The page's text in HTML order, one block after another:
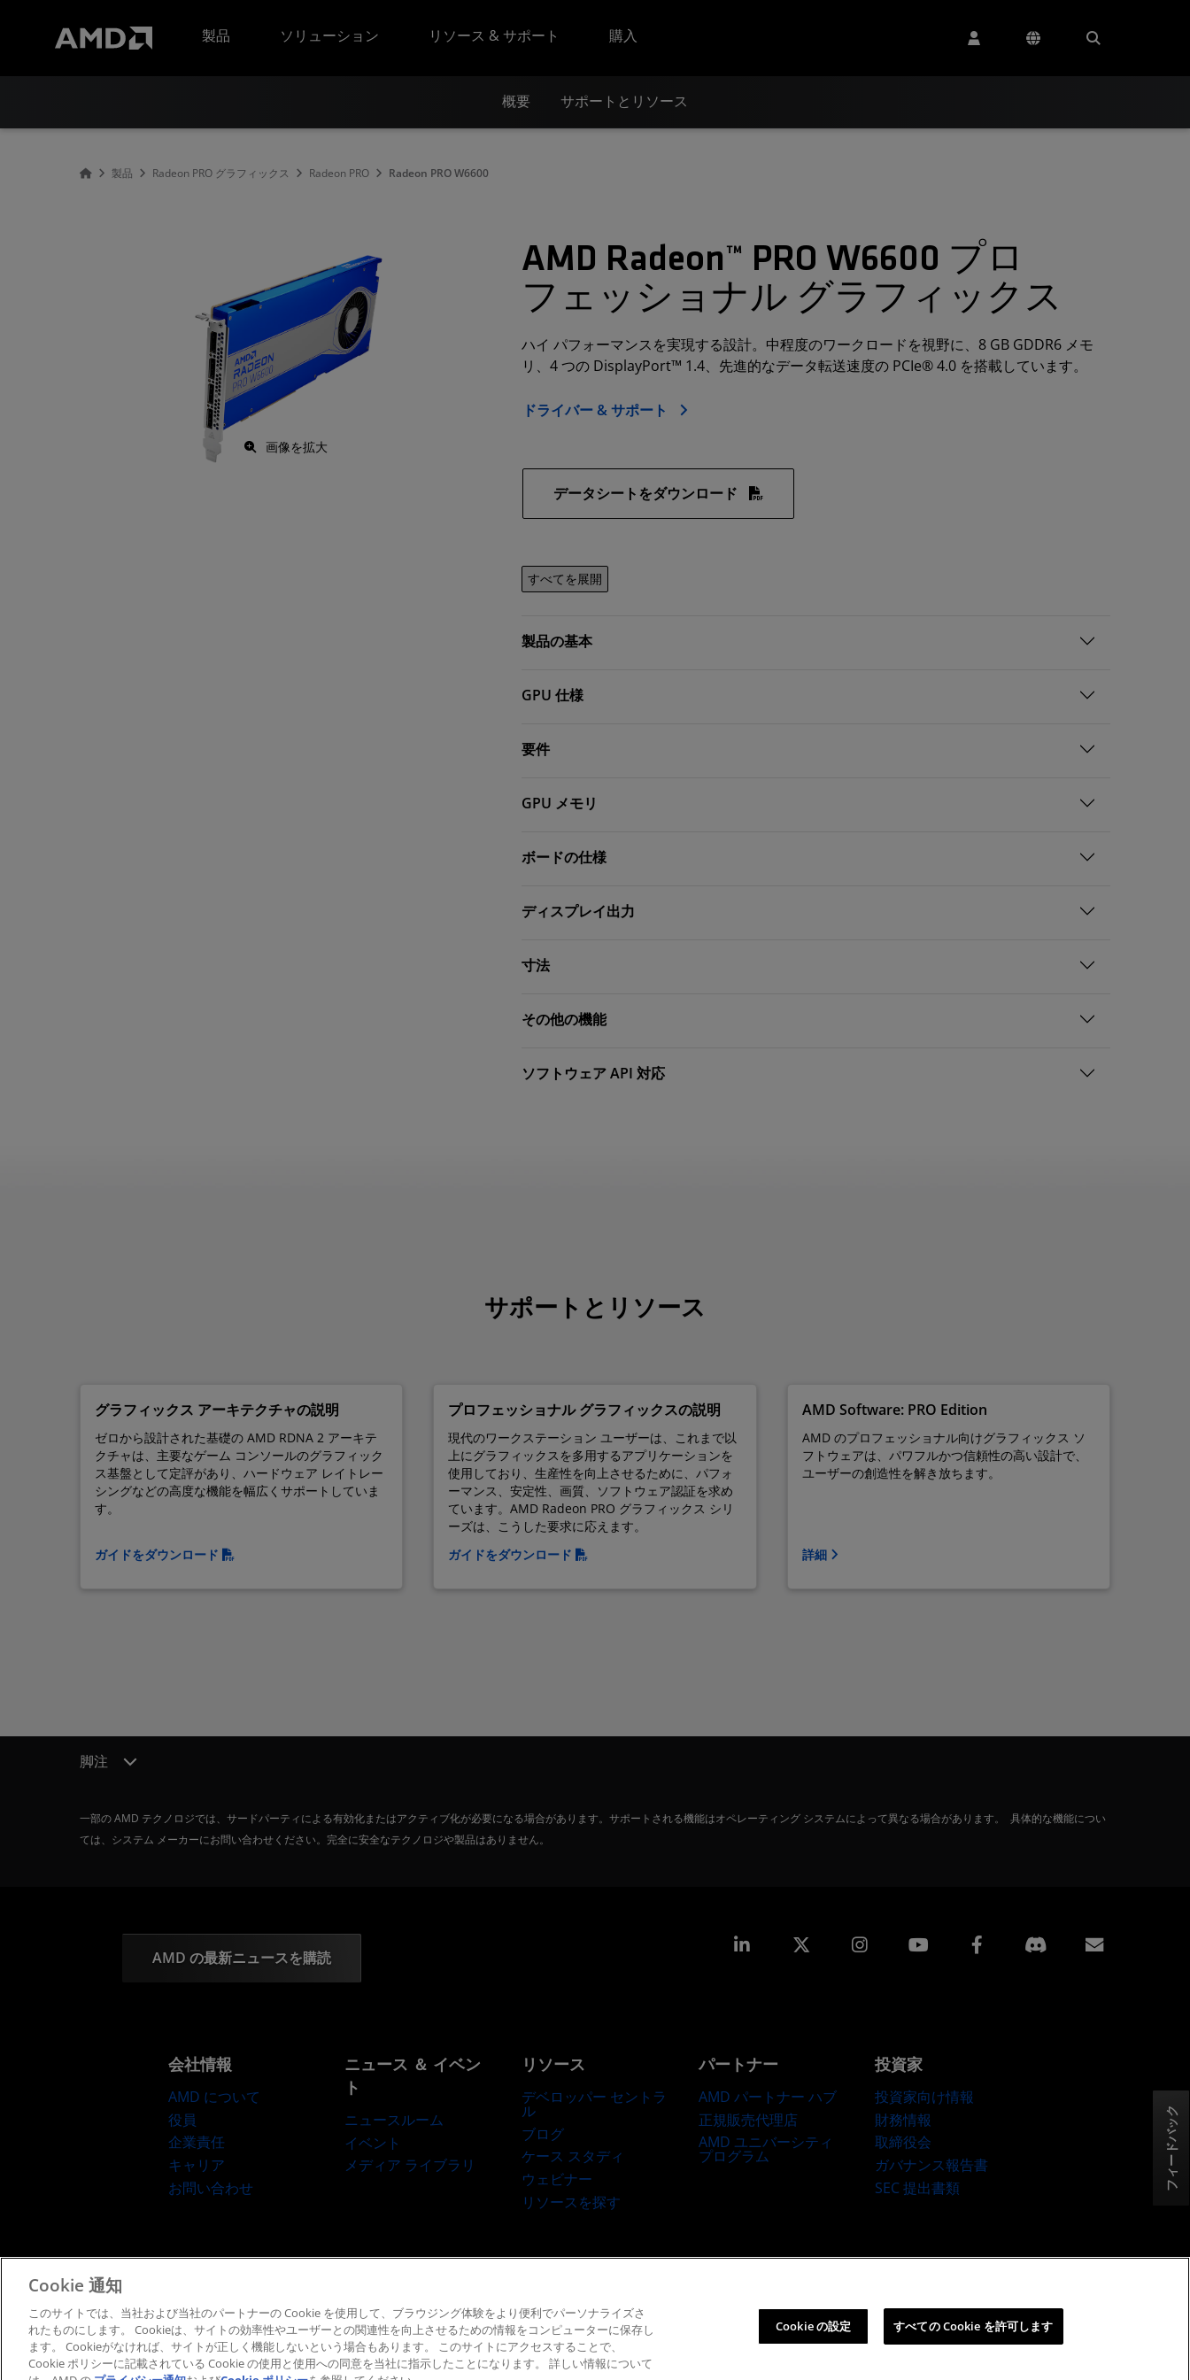
製品
ソリューション リソース & サポート 購入
概要 サポートとリソース
製品 Radeon PRO グラフィックス Radeon PRO Radeon PRO W6600
画像を拡大
AMD Radeon™ PRO W6600 プロ
フェッショナル グラフィックス
ハイ パフォーマンスを実現する設計。中程度のワークロードを視野に、8 GB GDDR6 メモ
リ、4 つの DisplayPort™ 1.4、先進的なデータ転送速度の PCIe® 4.0 を搭載しています。
ドライバー & サポート
データシートをダウンロード
すべてを展開
製品の基本
GPU 仕様
要件
GPU メモリ
ボードの仕様
ディスプレイ出力
寸法
その他の機能
ソフトウェア API 対応
サポートとリソース
グラフィックス アーキテクチャの説明
ゼロから設計された基礎の AMD RDNA 2 アーキテ
クチャは、主要なゲーム コンソールのグラフィック
ス基盤として定評があり、ハードウェア レイトレー
シングなどの高度な機能を幅広くサポートしていま
す。
ガイドをダウンロード
プロフェッショナル グラフィックスの説明
現代のワークステーション ユーザーは、これまで以
上にグラフィックスを多用するアプリケーションを
使用しており、生産性を向上させるために、パフォ
ーマンス、安定性、画質、ソフトウェア認証を求め
ています。AMD Radeon PRO グラフィックス シリ
ーズは、こうした要求に応えます。
ガイドをダウンロード
AMD Software: PRO Edition
AMD のプロフェッショナル向けグラフィックス ソ
フトウェアは、パワフルかつ信頼性の高い設計で、
ユーザーの創造性を解き放ちます。
詳細
脚注
一部の AMD テクノロジでは、サードパーティによる有効化またはアクティブ化が必要になる場合があります。サポートされる機能はオペレーティング システムによって異なる場合があります。 具体的な機能につい
ては、システム メーカーにお問い合わせください。完全に安全なテクノロジや製品はありません。
AMD の最新ニュースを購読
Linkedin Instagram Facebook
会社情報
AMD について
役員
企業責任
キャリア
お問い合わせ
ニュース ＆ イベン
ト
ニュースルーム
イベント
メディア ライブラリ
リソース
デベロッパー セントラ
ル
ブログ
ケース スタディ
ウェビナー
リソースを探す
パートナー
AMD パートナー ハブ
正規販売代理店
AMD ユニバーシティ
プログラム
投資家
投資家向け情報
財務情報
取締役会
ガバナンス報告書
SEC 提出書類
© 2026 Advanced Micro Devices, Inc.
フィードバック
Cookie 通知
このサイトでは、当社および当社のパートナーの Cookie を使用して、ブラウジング体験をより便利でパーソナライズさ
れたものにします。 Cookieは、サイトの効率性やユーザーとの関連性を向上させるための情報をコンピューターに保存し
ます。 Cookieがなければ、サイトが正しく機能しないという場合もあります。 このサイトにアクセスすることで、
Cookie ポリシーに記載されている Cookie の使用と使用への同意を当社に指示したことになります。 詳しい情報について
Cookie の設定 すべての Cookie を許可します